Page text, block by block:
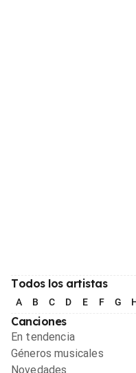
Todos los artistas
A B C D E F G
Canciones
En tendencia
Géneros musicales
Novedades